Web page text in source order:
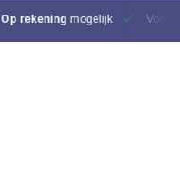
Op rekening mogelijk Voor